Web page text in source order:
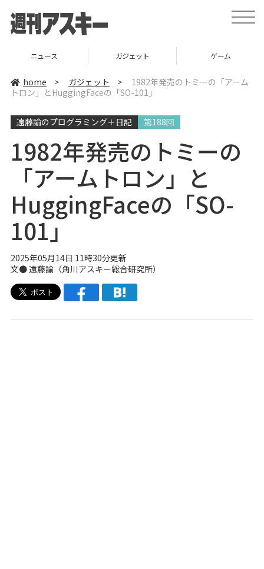
t
o
v
ニュース ガジェット ゲーム
home > ガジェット >
1982年発売のトミーの「アーム
トロン」とHuggingFaceの「SO-101」
遠藤諭のプログラミング＋日記 第188回
1982年発売のトミーの
「アームトロン」と
HuggingFaceの「SO-
101」
2025年05月14日 11時30分更新
文● 遠藤諭（角川アスキー総合研究所）